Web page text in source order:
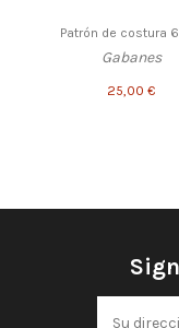
Patrón de costura
Gabanes
25,00 €